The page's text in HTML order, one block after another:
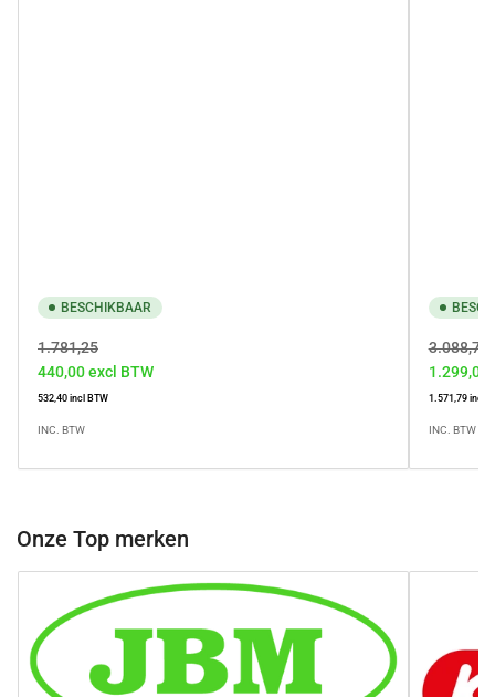
BESCHIKBAAR
Normale
prijs
1.781,25
440,00excl BTW
532,40incl BTW
INC. BTW
Normale
prijs
3.088,76
1.299,00
1.571,79 incl
INC. BTW
Onze Top merken